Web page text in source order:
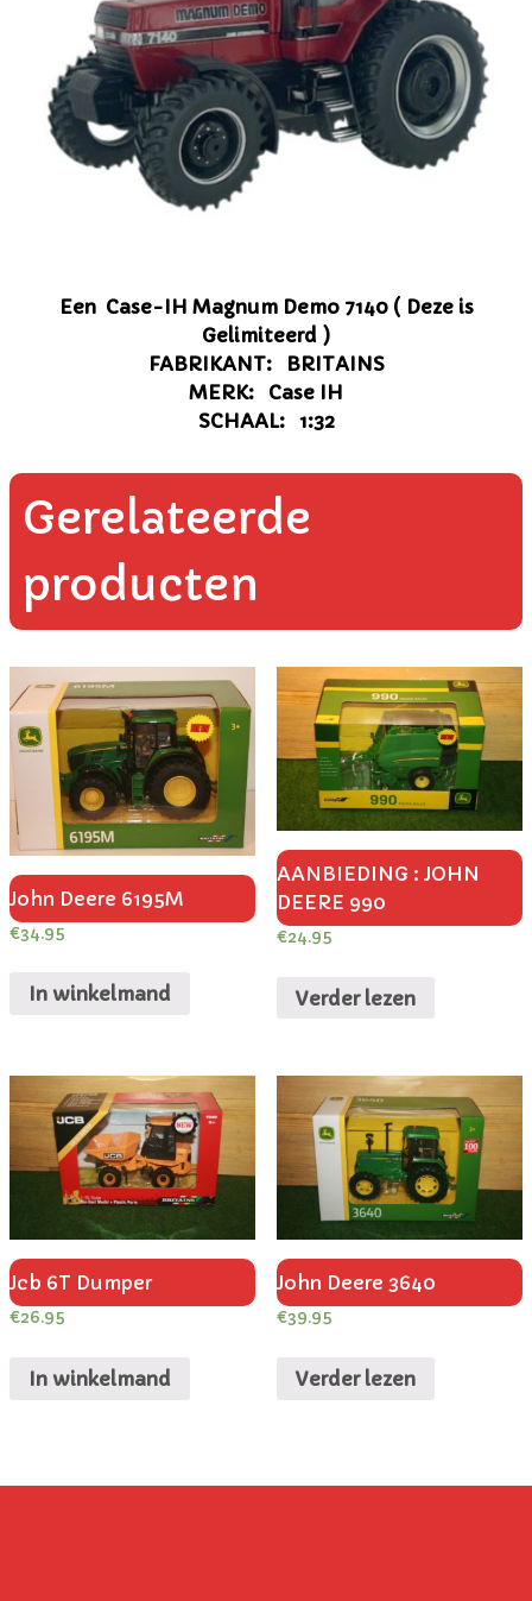
Een Case-IH Magnum Demo 7140 ( Deze is
Gelimiteerd )
FABRIKANT: BRITAINS
MERK: Case IH
SCHAAL: 1:32
Gerelateerde
producten
John Deere 6195M
€34.95
In winkelmand
AANBIEDING : JOHN
DEERE 990
€24.95
Verder lezen
Jcb 6T Dumper
€26.95
In winkelmand
John Deere 3640
€39.95
Verder lezen